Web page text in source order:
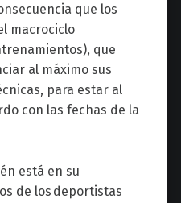
que los
macrociclo
que
al máximo sus
para estar al
con las fechas de la
está en su
de los deportistas